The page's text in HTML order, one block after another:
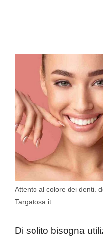
Attento al colore dei denti.
Targatosa.it
Di solito bisogna